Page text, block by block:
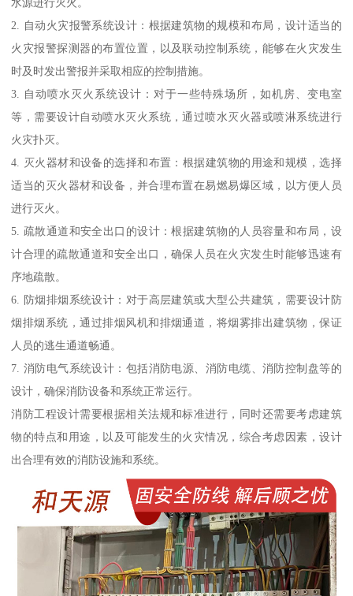
2. 自动火灾报警系统设计：根据建筑物的规模和布局，设计适当的
火灾报警探测器的布置位置，以及联动控制系统，能够在火灾发生
时及时发出警报并采取相应的控制措施。
3. 自动喷水灭火系统设计：对于一些特殊场所，如机房、变电室
等，需要设计自动喷水灭火系统，通过喷水灭火器或喷淋系统进行
火灾扑灭。
4. 灭火器材和设备的选择和布置：根据建筑物的用途和规模，选择
适当的灭火器材和设备，并合理布置在易燃易爆区域，以方便人员
进行灭火。
5. 疏散通道和安全出口的设计：根据建筑物的人员容量和布局，设
计合理的疏散通道和安全出口，确保人员在火灾发生时能够迅速有
序地疏散。
6. 防烟排烟系统设计：对于高层建筑或大型公共建筑，需要设计防
烟排烟系统，通过排烟风机和排烟通道，将烟雾排出建筑物，保证
人员的逃生通道畅通。
7. 消防电气系统设计：包括消防电源、消防电缆、消防控制盘等的
设计，确保消防设备和系统正常运行。
消防工程设计需要根据相关法规和标准进行，同时还需要考虑建筑
物的特点和用途，以及可能发生的火灾情况，综合考虑因素，设计
出合理有效的消防设施和系统。